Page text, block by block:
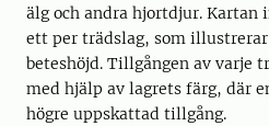
älg och andra hjortdjur. Kartan
ett per trädslag, som
beteshöjd. Tillgången av varje
med hjälp av lagrets färg, där
högre uppskattad tillgång.